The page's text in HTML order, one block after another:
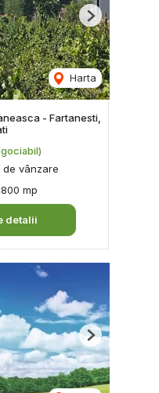
Harta
Next
- Fartanesti,
de vânzare
mp
detalii
Next